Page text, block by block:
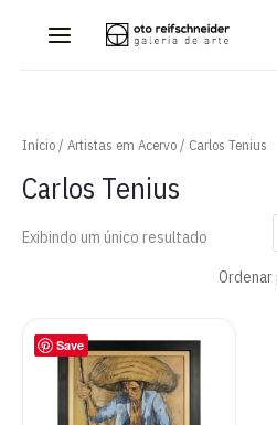
Início/ Artistas em Acervo/ Carlos Tenius
Carlos Tenius
Exibindo um único resultado
Save